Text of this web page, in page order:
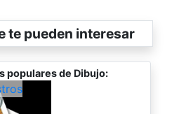
te pueden interesar
populares de Dibujo: